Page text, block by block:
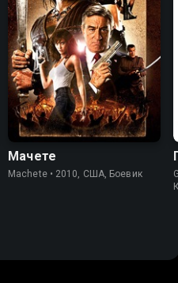
Мачете
Machete • 2010, США, Боевик